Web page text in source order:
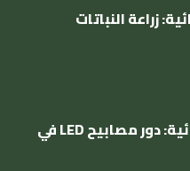
زراعة النباتات
أنظمة الإضاءة المائية: دور مصابيح LED في